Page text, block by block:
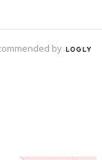
by